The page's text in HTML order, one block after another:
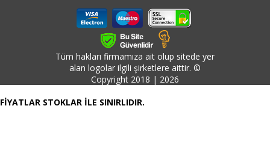
Tüm hakları firmamıza ait olup sitede yer
alan logolar ilgili şirketlere aittir. ©
Copyright 2018 | 2026
FİYATLAR STOKLAR İLE SINIRLIDIR.